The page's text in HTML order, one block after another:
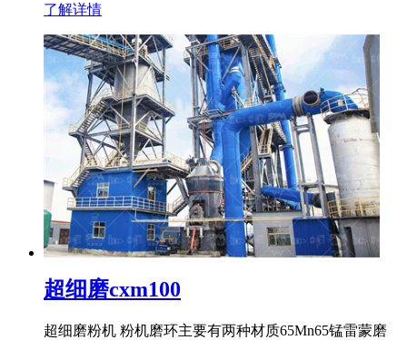
了解详情
超细磨cxm100
超细磨粉机 粉机磨环主要有两种材质65Mn65锰雷蒙磨